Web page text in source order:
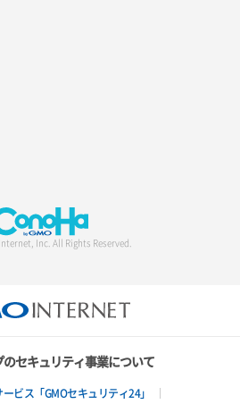
Inc. All Rights Reserved.
セキュリティ事業について
ビス「GMOセキュリティ24」